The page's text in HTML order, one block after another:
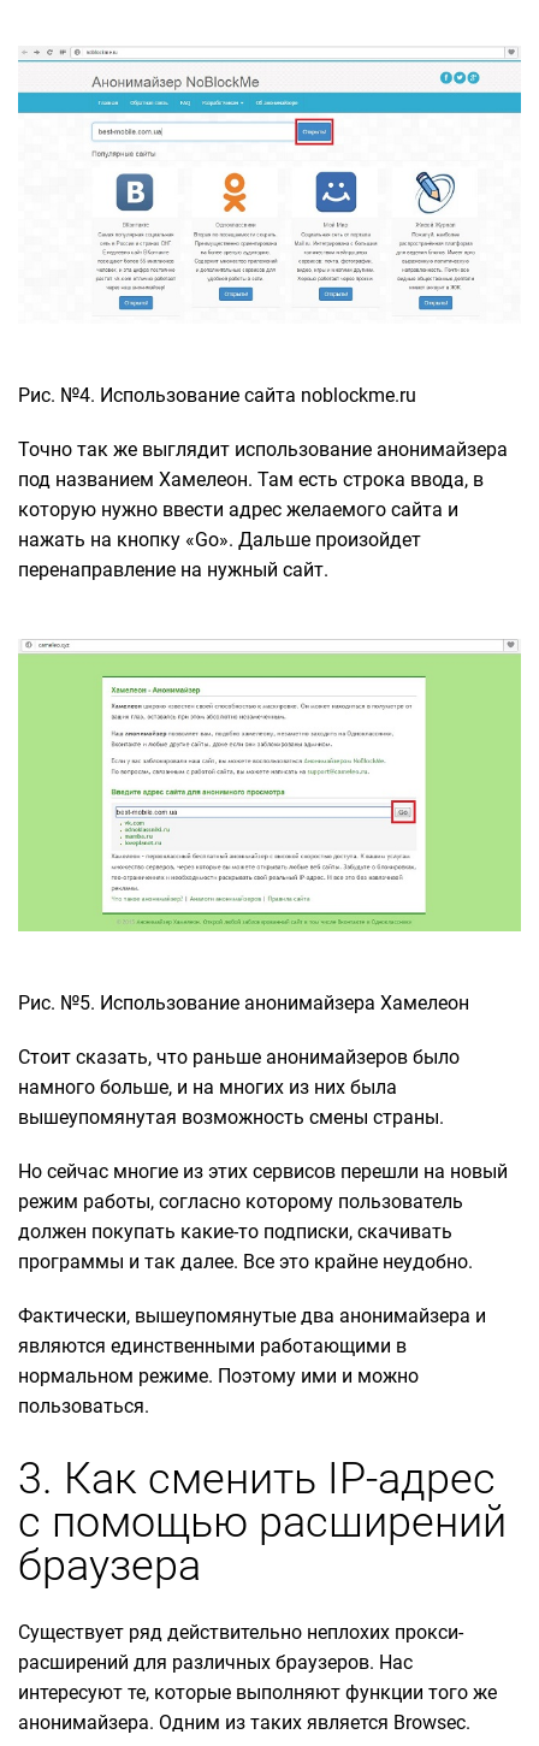
Рис. №4. Использование сайта noblockme.ru
Точно так же выглядит использование анонимайзера
под названием Хамелеон. Там есть строка ввода, в
которую нужно ввести адрес желаемого сайта и
нажать на кнопку «Go». Дальше произойдет
перенаправление на нужный сайт.
Рис. №5. Использование анонимайзера Хамелеон
Стоит сказать, что раньше анонимайзеров было
намного больше, и на многих из них была
вышеупомянутая возможность смены страны.
Но сейчас многие из этих сервисов перешли на новый
режим работы, согласно которому пользователь
должен покупать какие-то подписки, скачивать
программы и так далее. Все это крайне неудобно.
Фактически, вышеупомянутые два анонимайзера и
являются единственными работающими в
нормальном режиме. Поэтому ими и можно
пользоваться.
3. Как сменить IP-адрес
с помощью расширений
браузера
Существует ряд действительно неплохих прокси-
расширений для различных браузеров. Нас
интересуют те, которые выполняют функции того же
анонимайзера. Одним из таких является Browsec.